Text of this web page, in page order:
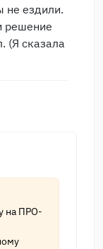
не ездили.
решение
(Я сказала
на ПРО-